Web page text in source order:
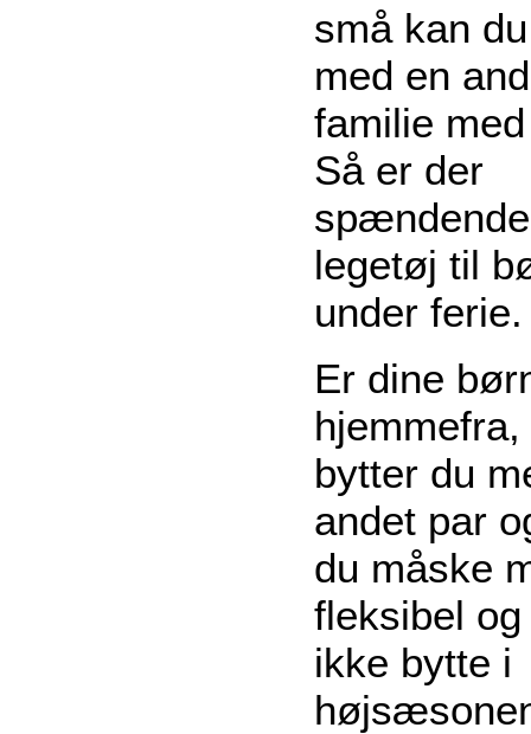
små kan
med en
familie
Så er der
legetøj til
under ferie.
Er dine
bytter du
andet par
du måske
fleksibel
ikke bytte i